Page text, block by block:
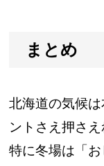
まとめ
北海道の気候
ントさえ押さえ
特に冬場は「